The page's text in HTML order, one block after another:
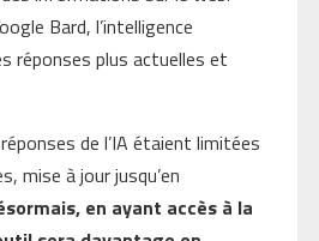
Bard, l’intelligence
réponses plus actuelles et
de l’IA étaient limitées
mise à jour jusqu’en
en ayant accès à la